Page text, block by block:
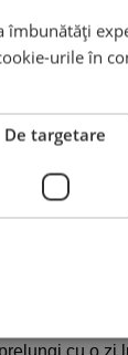
majoritatea
de la noi
vineri și
vor
de
cu o
îmbunătăți
urile în
De targetare